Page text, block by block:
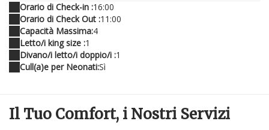
Orario di Check-in :16:00
Orario di Check Out :11:00
Capacità Massima:4
Letto/i king size :1
Divano/i letto/i doppio/i :1
Cull(a)e per Neonati:Sì
Il Tuo Comfort, i Nostri Servizi